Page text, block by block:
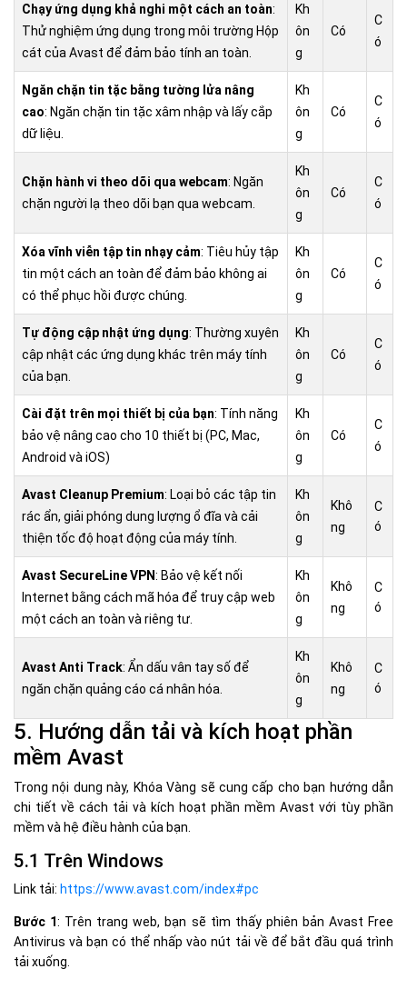
Chạy ứng dụng khả nghi một cách an toàn:
Thử nghiệm ứng dụng trong môi trường Hộp
cát của Avast để đảm bảo tính an toàn.
Kh
ôn
g
Có
C
ó
Ngăn chặn tin tặc bằng tường lửa nâng
cao: Ngăn chặn tin tặc xâm nhập và lấy cắp
dữ liệu.
Kh
ôn
g
Có
C
ó
Chặn hành vi theo dõi qua webcam: Ngăn
chặn người lạ theo dõi bạn qua webcam.
Kh
ôn
g
Có
C
ó
Xóa vĩnh viễn tập tin nhạy cảm: Tiêu hủy tập
tin một cách an toàn để đảm bảo không ai
có thể phục hồi được chúng.
Kh
ôn
g
Có
C
ó
Tự động cập nhật ứng dụng: Thường xuyên
cập nhật các ứng dụng khác trên máy tính
của bạn.
Kh
ôn
g
Có
C
ó
Cài đặt trên mọi thiết bị của bạn: Tính năng
bảo vệ nâng cao cho 10 thiết bị (PC, Mac,
Android và iOS)
Kh
ôn
g
Có
C
ó
Avast Cleanup Premium: Loại bỏ các tập tin
rác ẩn, giải phóng dung lượng ổ đĩa và cải
thiện tốc độ hoạt động của máy tính.
Kh
ôn
g
Khô
ng
C
ó
Avast SecureLine VPN: Bảo vệ kết nối
Internet bằng cách mã hóa để truy cập web
một cách an toàn và riêng tư.
Kh
ôn
g
Khô
ng
C
ó
Avast Anti Track: Ẩn dấu vân tay số để
ngăn chặn quảng cáo cá nhân hóa.
Kh
ôn
g
Khô
ng
C
ó
5. Hướng dẫn tải và kích hoạt phần
mềm Avast
Trong nội dung này, Khóa Vàng sẽ cung cấp cho bạn hướng dẫn
chi tiết về cách tải và kích hoạt phần mềm Avast với tùy phần
mềm và hệ điều hành của bạn.
5.1 Trên Windows
Link tải: https://www.avast.com/index#pc
Bước 1: Trên trang web, bạn sẽ tìm thấy phiên bản Avast Free
Antivirus và bạn có thể nhấp vào nút tải về để bắt đầu quá trình
tải xuống.